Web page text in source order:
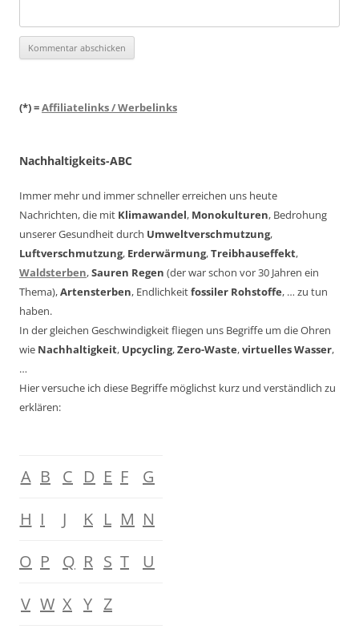
(*) =Affiliatelinks / Werbelinks
Nachhaltigkeits-ABC
Immer mehr und immer schneller erreichen uns heute
Nachrichten, die mit Klimawandel, Monokulturen, Bedrohung
unserer Gesundheit durch Umweltverschmutzung,
Luftverschmutzung, Erderwärmung,Treibhauseffekt,
Waldsterben,Sauren Regen (der war schon vor 30 Jahren ein
Thema),Artensterben, Endlichkeitfossiler Rohstoffe, … zu tun
haben.
In der gleichen Geschwindigkeit fliegen uns Begriffe um die Ohren
wie Nachhaltigkeit, Upcycling,Zero-Waste,virtuelles Wasser,
…
Hier versuche ich diese Begriffe möglichst kurz und verständlich zu
erklären:
A B C D E F
G
H I J K L M N
O P Q R S T
U
V W X Y Z